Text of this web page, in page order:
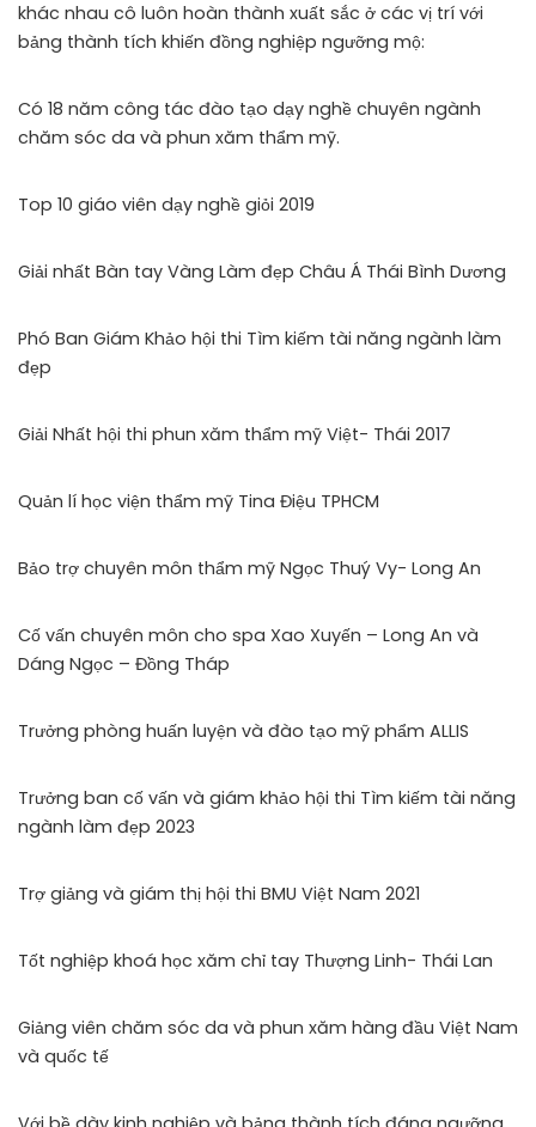
khác nhau cô luôn hoàn thành xuất sắc ở các vị trí với
bảng thành tích khiến đồng nghiệp ngưỡng mộ:
Có 18 năm công tác đào tạo dạy nghề chuyên ngành
chăm sóc da và phun xăm thẩm mỹ.
Top 10 giáo viên dạy nghề giỏi 2019
Giải nhất Bàn tay Vàng Làm đẹp Châu Á Thái Bình Dương
Phó Ban Giám Khảo hội thi Tìm kiếm tài năng ngành làm
đẹp
Giải Nhất hội thi phun xăm thẩm mỹ Việt- Thái 2017
Quản lí học viện thẩm mỹ Tina Điệu TPHCM
Bảo trợ chuyên môn thẩm mỹ Ngọc Thuý Vy- Long An
Cố vấn chuyên môn cho spa Xao Xuyến – Long An và
Dáng Ngọc – Đồng Tháp
Trưởng phòng huấn luyện và đào tạo mỹ phẩm ALLIS
Trưởng ban cố vấn và giám khảo hội thi Tìm kiếm tài năng
ngành làm đẹp 2023
Trợ giảng và giám thị hội thi BMU Việt Nam 2021
Tốt nghiệp khoá học xăm chỉ tay Thượng Linh- Thái Lan
Giảng viên chăm sóc da và phun xăm hàng đầu Việt Nam
và quốc tế